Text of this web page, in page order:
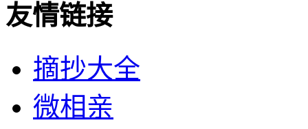
友情链接
摘抄大全
微相亲